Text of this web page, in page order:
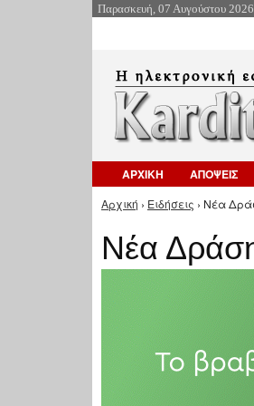
Παρασκευή, 07 Αυγούστου 2026
ΑΡΧΙΚΗ ΑΠΟΨΕΙΣ
Είστε εδώ
Αρχική › Ειδήσεις › Νέα
Νέα